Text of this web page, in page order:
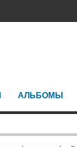
АЛЬБОМЫ